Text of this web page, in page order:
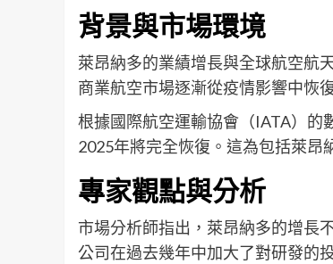
背景與市場環境
萊昂納多的業績增長與全球航空航
商業航空市場逐漸從疫情影響中恢
根據國際航空運輸協會（IATA）的
2025年將完全恢復。這為包括萊昂
專家觀點與分析
市場分析師指出，萊昂納多的增長
公司在過去幾年中加大了對研發的